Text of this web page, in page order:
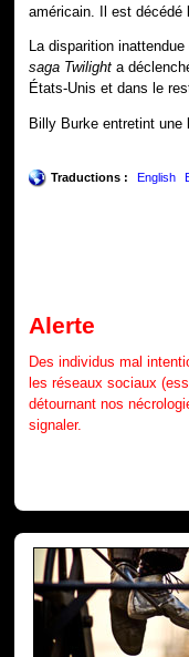
américain. Il est décédé
La disparition
saga Twilight a
États-Unis et dans le
Billy Burke entretint une
Traductions : English
Alerte
Des individus mal
les réseaux sociaux
détournant nos
signaler.